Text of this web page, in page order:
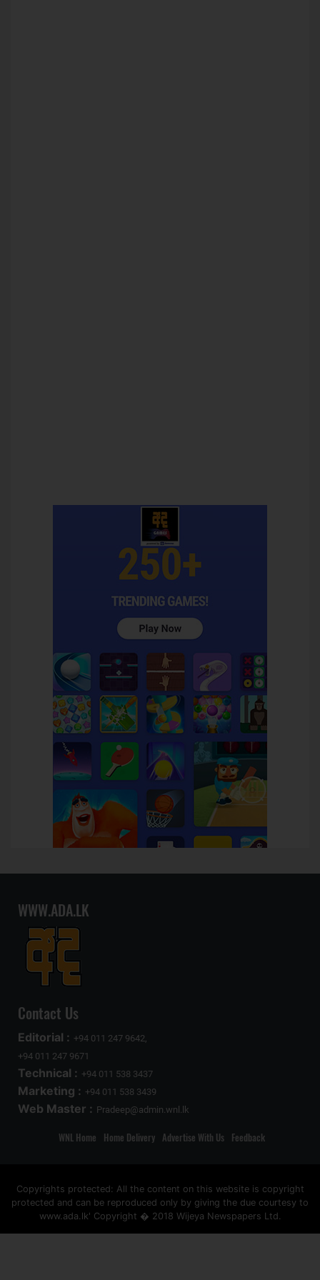
WWW.ADA.LK
Contact Us
Editorial : +94 011 247 9642,
+94 011 247 9671
Technical : +94 011 538 3437
Marketing : +94 011 538 3439
Web Master : Pradeep@admin.wnl.lk
WNL Home Home Delivery Advertise With Us Feedback
Copyrights protected: All the content on this website is copyright
protected and can be reproduced only by giving the due courtesy to
www.ada.lk' Copyright � 2018 Wijeya Newspapers Ltd.